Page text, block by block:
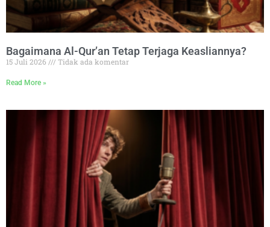
Bagaimana Al-Qur’an Tetap Terjaga Keasliannya?
15 Juli 2026 Tidak ada komentar
Read More »